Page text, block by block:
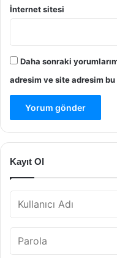
İnternet sitesi
Daha sonraki
adresim ve site adresim
Kayıt Ol